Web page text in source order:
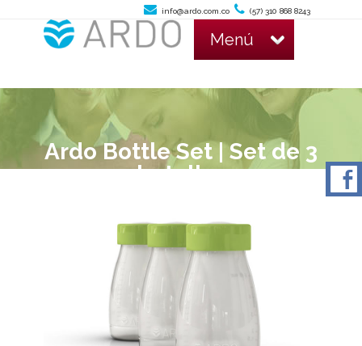
info@ardo.com.co (57) 310 868 8243
Menú
Ardo Bottle Set | Set de 3
botellas